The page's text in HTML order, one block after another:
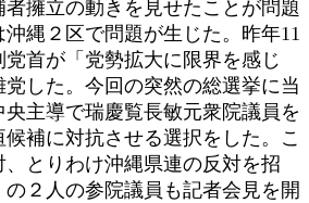
擁立の動きを見せたことが問題
縄２区で問題が生じた。昨年11
党首が「党勢拡大に限界を感じ
した。今回の突然の総選挙に当
主導で瑞慶覧長敏元衆院議員を
補に対抗させる選択をした。こ
とりわけ沖縄県連の反対を招
の２人の参院議員も記者会見を開